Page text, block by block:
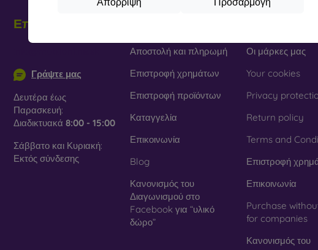
Επικοινωνία
Γράψτε μας
Δευτέρα έως
Παρασκευή:
Διαδικτυακά 8:00 - 15:00
Σάββατο και Κυριακή:
Εκτός σύνδεσης
Αποστολή και πληρωμή
Επιστροφή χρημάτων
Επιστροφή προϊόντων
Καταγγελία
Επικοινωνία
Blog
Κανονισμός του
Διαγωνισμού στο
Facebook για “υλικό
δώρο”
Οι μάρκες μας
Your cookies
Privacy
Return policy
Terms and
Επιστροφή
Επικοινωνία
Purchase
for companies
Κανονισμός του